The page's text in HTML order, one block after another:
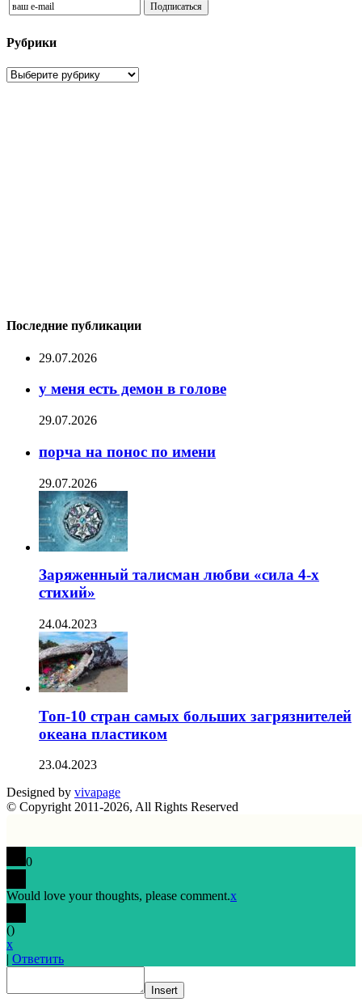
Рубрики
Рубрики
Последние публикации
29.07.2026
у меня есть демон в голове
29.07.2026
порча на понос по имени
29.07.2026
Заряженный талисман любви «сила 4-х
стихий»
24.04.2023
Топ-10 стран самых больших загрязнителей
океана пластиком
23.04.2023
Designed by vivapage
© Copyright 2011-2026, All Rights Reserved
0
Would love your thoughts, please comment.x
()
x
| Ответить
Insert